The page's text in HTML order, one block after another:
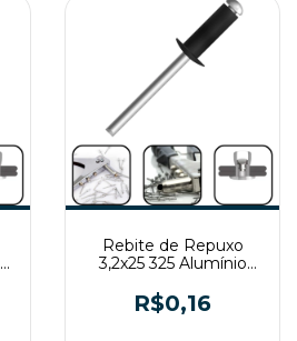
Rebite de Repuxo
3,2x25 325 Alumínio
R$0,16